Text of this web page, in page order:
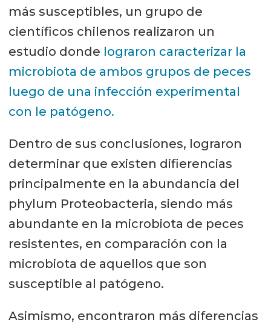
más susceptibles, un grupo de
científicos chilenos realizaron un
estudio donde lograron caracterizar la
microbiota de ambos grupos de peces
luego de una infección experimental
con le patógeno.
Dentro de sus conclusiones, lograron
determinar que existen difierencias
principalmente en la abundancia del
phylum Proteobacteria, siendo más
abundante en la microbiota de peces
resistentes, en comparación con la
microbiota de aquellos que son
susceptible al patógeno.
Asimismo, encontraron más diferencias